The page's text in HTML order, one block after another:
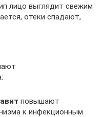
лицо выглядит свежим
отеки спадают,
повышают
к инфекционным